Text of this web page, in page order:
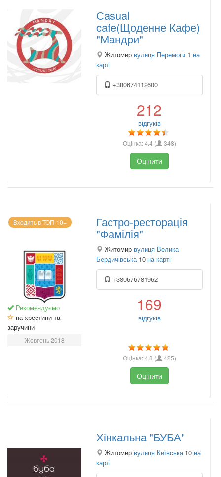
Сasual
cafe(Щоденне Кафе)
"Мандри"
Житомир вулиця Перемоги 1 на
карті
+380674112600
212
відгуків
Оцінка:4.4 ( 348)
Оцінити
Входить в ТОП-10+
Рекомендуємо
на хрестини та
заручини
Жовтень 2018
Гастро-ресторація
"Фамілія"
Житомир вулиця Велика
Бердичівська10 на карті
+380676781962
169
відгуків
Оцінка:4.8 ( 425)
Оцінити
Хінкальна "БУБА"
Житомир вулиця Київська 10 на
карті